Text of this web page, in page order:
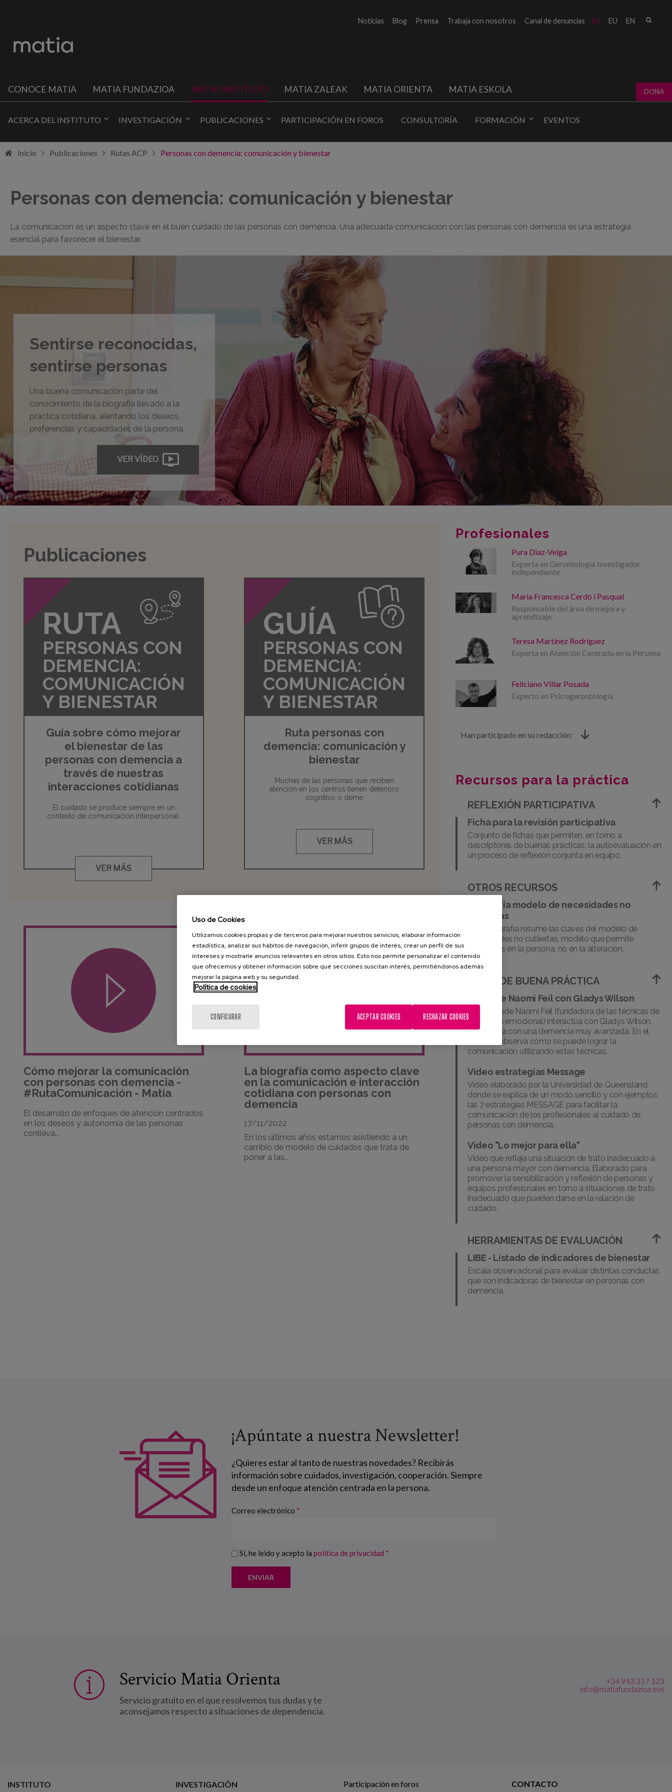
ES EU EN
Noticias Blog Prensa Trabaja con nosotros Canal de denuncias
CONOCE MATIA MATIA FUNDAZIOA MATIA INSTITUTO MATIA ZALEAK MATIA ORIENTA MATIA ESKOLA DONA
ACERCA DEL INSTITUTO INVESTIGACIÓN PUBLICACIONES PARTICIPACIÓN EN FOROS CONSULTORÍA FORMACIÓN EVENTOS
Inicio Publicaciones Rutas ACP Personas con demencia: comunicación y bienestar
Personas con demencia: comunicación y bienestar
La comunicación es un aspecto clave en el buen cuidado de las personas con demencia. Una adecuada comunicación con las personas con demencia es una estrategia
esencial para favorecer el bienestar.
Sentirse reconocidas,
sentirse personas
Una buena comunicación parte del
conocimiento de la biografía llevado a la
práctica cotidiana, alentando los deseos,
preferencias y capacidades de la persona.
VER VÍDEO
Publicaciones
RUTA
PERSONAS CON
DEMENCIA:
COMUNICACIÓN
Y BIENESTAR
Guía sobre cómo mejorar
el bienestar de las
personas con demencia a
través de nuestras
interacciones cotidianas
El cuidado se produce siempre en un
contexto de comunicación interpersonal.
VER MÁS
GUÍA
PERSONAS CON
DEMENCIA:
COMUNICACIÓN
Y BIENESTAR
Ruta personas con
demencia: comunicación y
bienestar
Muchas de las personas que reciben
atención en los centros tienen deterioro
cognitivo o deme
VER MÁS
Cómo mejorar la comunicación
con personas con demencia -
#RutaComunicación - Matia
El desarrollo de enfoques de atención centrados
en los deseos y autonomía de las personas
conlleva...
BLOG
La biografía como aspecto clave
en la comunicación e interacción
cotidiana con personas con
demencia
17/11/2022
En los últimos años estamos asistiendo a un
cambio de modelo de cuidados que trata de
poner a las...
Profesionales
Pura Diaz-Veiga
Experta en Gerontologia Investigador
independiente
Maria Francesca Cerdó i Pasqual
Responsable del área de mejora y
aprendizaje
Teresa Martínez Rodríguez
Experta en Atención Centrada en la Persona
Feliciano Villar Posada
Experto en Psicogerontología
Han participado en su redacción:
Recursos para la práctica
REFLEXIÓN PARTICIPATIVA
Ficha para la revisión participativa
Conjunto de fichas que permiten, en torno a
descriptores de buenas prácticas, la autoevaluación en
un proceso de reflexión conjunta en equipo.
OTROS RECURSOS
Infografía modelo de necesidades no
cubiertas
Esta infografía resume las claves del modelo de
necesidades no cubiertas, modelo que permite
centrarnos en la persona, no en la alteración.
GUÍAS DE BUENA PRÁCTICA
Video de Naomi Feil con Gladys Wilson
Video donde Naomi Feil (fundadora de las técnicas de
validación emocional) interactúa con Gladys Wilson,
una señora con una demencia muy avanzada. En el
video se observa cómo se puede lograr la
comunicación utilizando estas técnicas.
Vídeo estrategias Message
Video elaborado por la Universidad de Queensland
donde se explica de un modo sencillo y con ejemplos
las 7 estrategias MESSAGE para facilitar la
comunicación de los profesionales al cuidado de
personas con demencia.
Vídeo "Lo mejor para ella"
Vídeo que refleja una situación de trato inadecuado a
una persona mayor con demencia. Elaborado para
promover la sensibilización y reflexión de personas y
equipos profesionales en torno a situaciones de trato
inadecuado que pueden darse en la relación de
cuidado.
HERRAMIENTAS DE EVALUACIÓN
LIBE - Listado de indicadores de bienestar
Escala observacional para evaluar distintas conductas
que son indicadoras de bienestar en personas con
demencia.
¡Apúntate a nuestra Newsletter!
¿Quieres estar al tanto de nuestras novedades? Recibirás
información sobre cuidados, investigación, cooperación. Siempre
desde un enfoque atención centrada en la persona.
Correo electrónico *
Sí, he leido y acepto la política de privacidad *
4
ENVIAR
Servicio Matia Orienta
Servicio gratuito en el que resolvemos tus dudas y te
aconsejamos respecto a situaciones de dependencia.
+34 943 317 123
info@matiafundazioa.eus
INSTITUTO INVESTIGACIÓN
Participación en foros
CONTACTO
Uso de Cookies
Utilizamos cookies propias y de terceros para mejorar nuestros servicios, elaborar información
estadística, analizar sus hábitos de navegación, inferir grupos de interés, crear un perfil de sus
intereses y mostrarle anuncios relevantes en otros sitios. Esto nos permite personalizar el contenido
que ofrecemos y obtener información sobre qué secciones suscitan interés, permitiéndonos además
mejorar la página web y su seguridad.
Política de cookies
CONFIGURAR RECHAZAR COOKIES
ACEPTAR COOKIES